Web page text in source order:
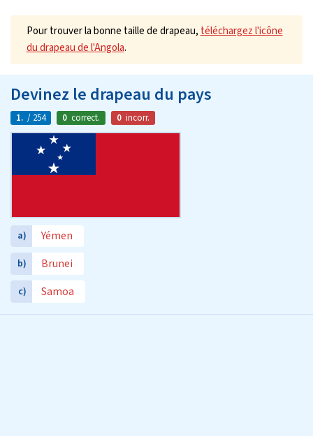
Pour trouver la bonne taille de drapeau, téléchargez l'icône
du drapeau de l'Angola.
Devinez le drapeau du pays
1. / 254 0 correct. 0 incorr.
a) Yémen
b) Brunei
c) Samoa